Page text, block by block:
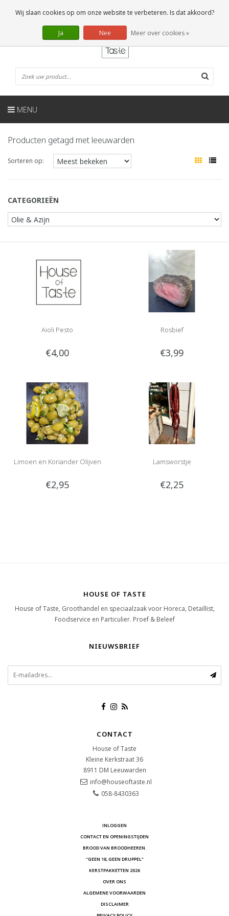
0 Artikelen
NL
MENU
Producten getagd met leeuwarden
Sorteren op:
CATEGORIEËN
Aioli Pesto
€4,00
Rosbief
€3,99
Limoen en Koriander Olijven
€2,95
Lamsworstje
€2,25
HOUSE OF TASTE
House of Taste, Groothandel en speciaalzaak voor Horeca, Detaillist,
Foodservice en Particulier. Proef & Beleef
NIEUWSBRIEF
CONTACT
House of Taste
Kleine Kerkstraat 36
8911 DM Leeuwarden
info@houseoftaste.nl
058-8430363
INLOGGEN
CONTACT EN OPENINGSTIJDEN
BROOD VAN BROODHEEREN.
"GEEN 18, GEEN DRUPPEL"
KERSTPAKKETTEN 2026
OVER ONS
ALGEMENE VOORWAARDEN
DISCLAIMER
Wij slaan cookies op om onze website te verbeteren. Is dat akkoord?
Ja Nee Meer over cookies »